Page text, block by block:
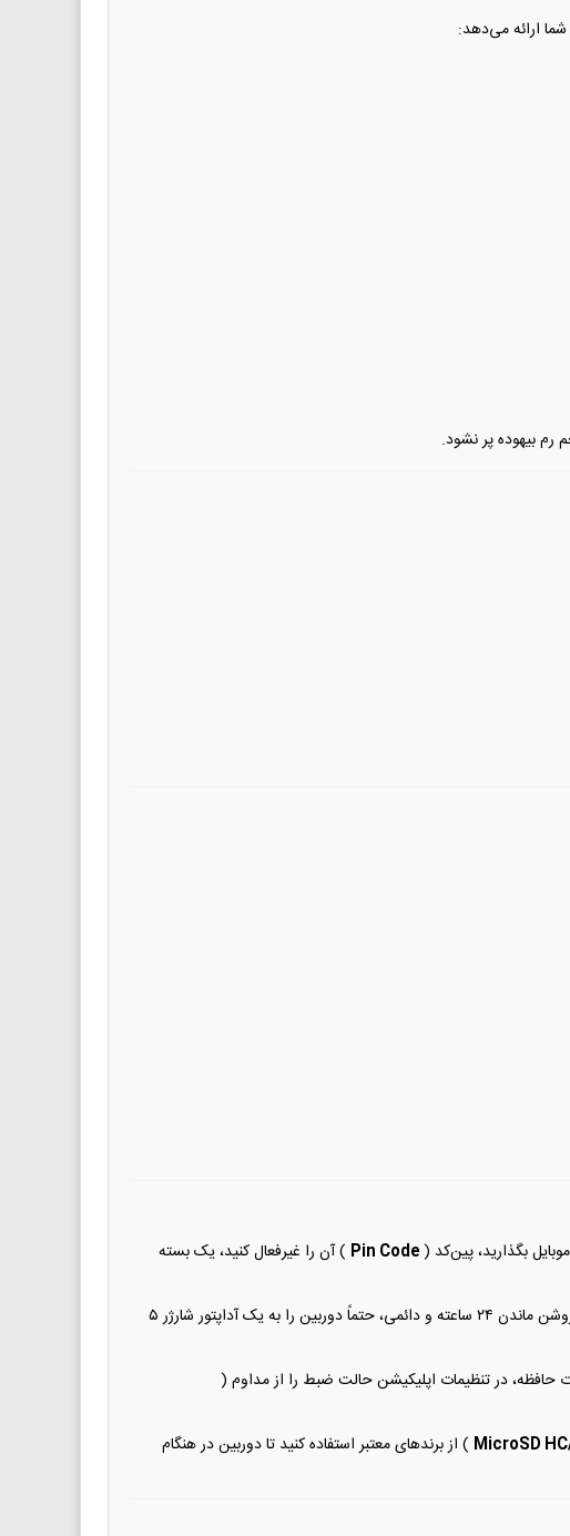
بیهوده پر نشود.
بگذارید، پین‌کد (
) آن را غیرفعال کنید، یک بسته
): باتری داخلی دوربین برای استفاده‌های کوتاه یا مواقع قطع برق تعبیه شده است. برای روشن ماندن ۲۴ ساعته و دائمی، حتماً دوربین را به یک آداپتور شارژر ۵
در تنظیمات اپلیکیشن حالت ضبط را از مداوم (
) از برندهای معتبر استفاده کنید تا دوربین در هنگام